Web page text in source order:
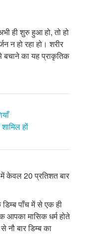
ही शुरु हुआ हो, तो हो
न हो रहा हो। शरीर
बचाने का यह प्राकृतिक
हों
केवल 20 प्रतिशत बार
पाँच में से एक ही
आपका मासिक धर्म होते
नौ बार डिम्ब का